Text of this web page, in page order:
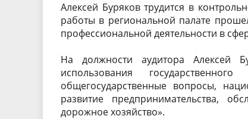
Алексей Буряков трудится в
работы в региональной палате
профессиональной деятельности в
На должности аудитора Алексей
использования
общегосударственные вопросы,
развитие предпринимательства,
дорожное хозяйство».